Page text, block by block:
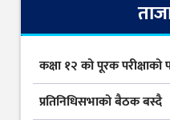
कक्षा १२ को पूरक परीक्षाको
प्रतिनिधिसभाको बैठक बस्दै